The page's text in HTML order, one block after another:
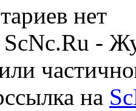
нет
-
на